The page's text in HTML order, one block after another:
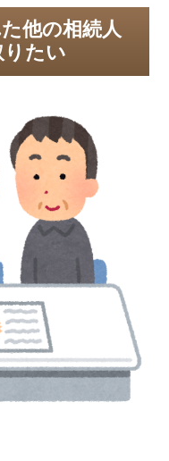
他の相続人
たい